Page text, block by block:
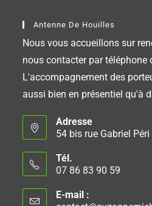
Antenne De Houilles
Nous vous accueillons sur
nous contacter par téléphone
L'accompagnement des
aussi bien en présentiel qu'à
Adresse
54 bis rue Gabriel
Tél.
07 86 83 90 59
E-mail :